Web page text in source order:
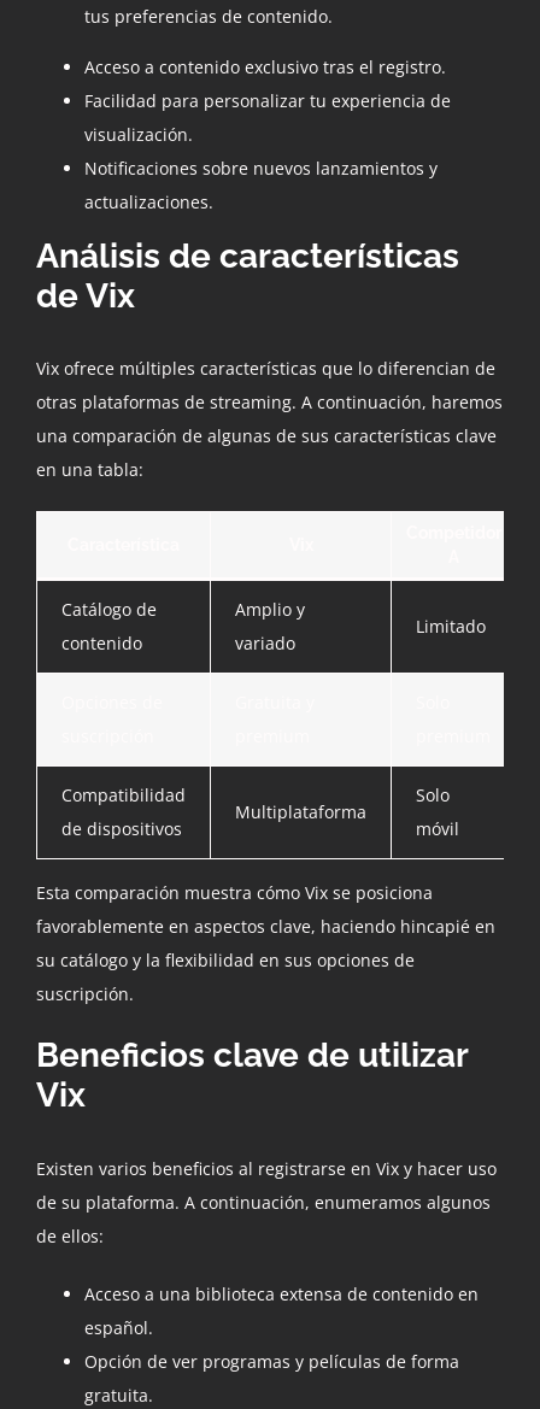
tus preferencias de contenido.
Acceso a contenido exclusivo tras el registro.
Facilidad para personalizar tu experiencia de
visualización.
Notificaciones sobre nuevos lanzamientos y
actualizaciones.
Análisis de características
de Vix
Vix ofrece múltiples características que lo diferencian de
otras plataformas de streaming. A continuación, haremos
una comparación de algunas de sus características clave
en una tabla:
Catálogo de
contenido
Amplio y
variado
Limitado
Compatibilidad
de dispositivos
Multiplataforma
Solo
móvil
Esta comparación muestra cómo Vix se posiciona
favorablemente en aspectos clave, haciendo hincapié en
su catálogo y la flexibilidad en sus opciones de
suscripción.
Beneficios clave de utilizar
Vix
Existen varios beneficios al registrarse en Vix y hacer uso
de su plataforma. A continuación, enumeramos algunos
de ellos:
Acceso a una biblioteca extensa de contenido en
español.
Opción de ver programas y películas de forma
gratuita.